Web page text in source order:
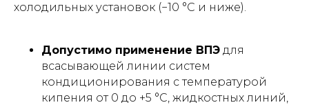
холодильных установок (−10 °C и ниже).
Допустимо применение ВПЭ для
всасывающей линии систем
кондиционирования с температурой
кипения от 0 до +5 °C, жидкостных линий,